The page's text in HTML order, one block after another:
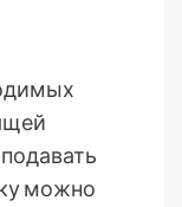
можно